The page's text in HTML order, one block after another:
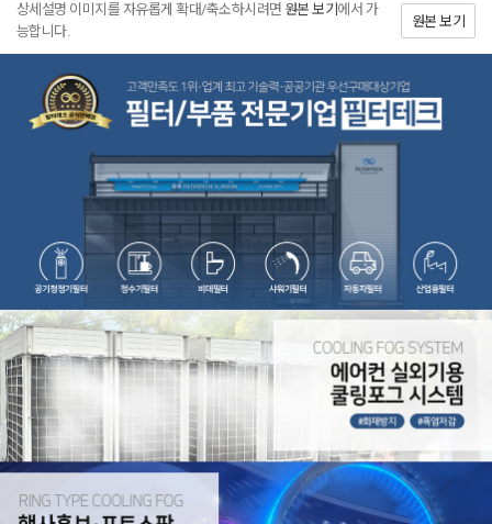
상세설명 이미지를 자유롭게 확대/축소하시려면 원본 보기 에서 가
능합니다.
원본 보기